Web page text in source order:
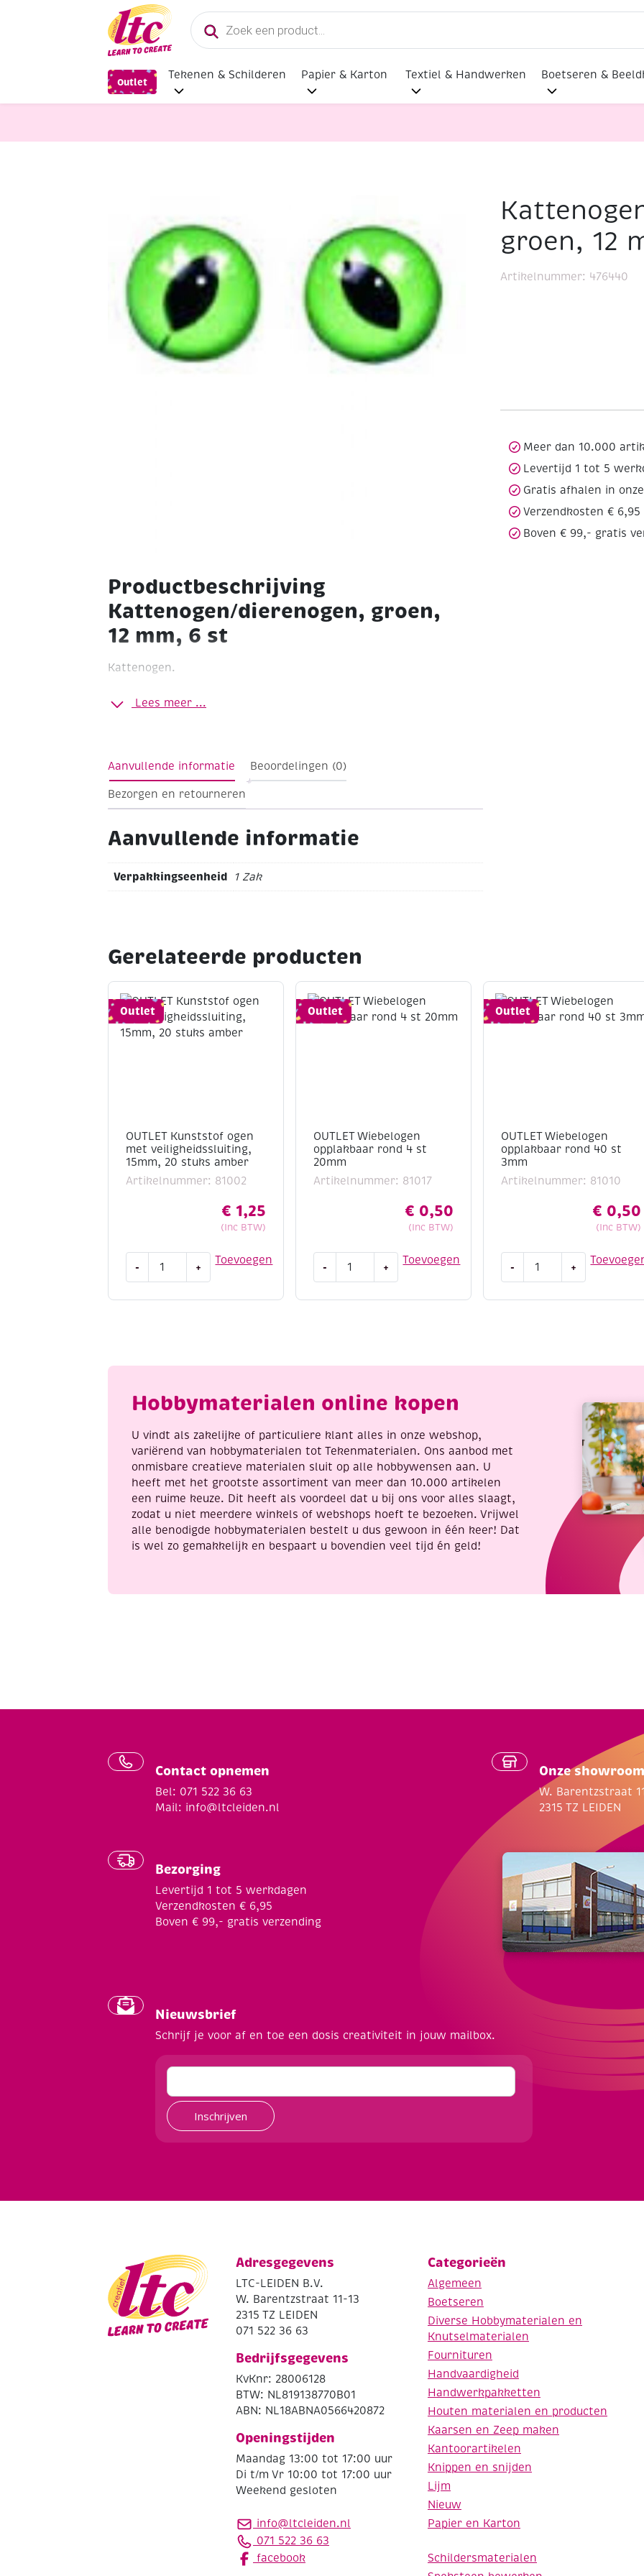
Producten
zoeken
Outlet
Tekenen & Schilderen Papier & Karton Textiel & Handwerken Boetseren &
Kattenogen/dierenogen, groen, 12 mm, 6 st
Productbeschrijving
Kattenogen/dierenogen, groen,
12 mm, 6 st
Kattenogen.
Lees meer ...
groen, 12
Artikelnummer: 476440
Meer dan 10.000
Levertijd 1 tot 5
Gratis afhalen in
Verzendkosten € 6,95
Boven € 99,- gratis
Aanvullende informatie Beoordelingen (0)
Bezorgen en retourneren
Aanvullende informatie
Verpakkingseenheid 1 Zak
Gerelateerde producten
Outlet
OUTLET Kunststof ogen
met veiligheidssluiting,
15mm, 20 stuks amber
Artikelnummer: 81002
€ 1,25
(Inc BTW)
Toevoegen
-
Kunststof
stuks
aantal
+
Outlet
OUTLET Wiebelogen
opplakbaar rond 4 st
20mm
Artikelnummer: 81017
€ 0,50
(Inc BTW)
Toevoegen
-
Wiebelogen
aantal
+
Outlet
OUTLET Wiebelogen
opplakbaar rond 40 st
3mm
Artikelnummer: 81010
€ 0,50
(Inc BTW)
-
Wiebelogen
aantal
+
Hobbymaterialen online kopen
U vindt als zakelijke of particuliere klant alles in onze webshop,
variërend van hobbymaterialen tot Tekenmaterialen. Ons aanbod met
onmisbare creatieve materialen sluit op alle hobbywensen aan. U
heeft met het grootste assortiment van meer dan 10.000 artikelen
een ruime keuze. Dit heeft als voordeel dat u bij ons voor alles slaagt,
zodat u niet meerdere winkels of webshops hoeft te bezoeken. Vrijwel
alle benodigde hobbymaterialen bestelt u dus gewoon in één keer! Dat
is wel zo gemakkelijk en bespaart u bovendien veel tijd én geld!
Contact opnemen
Bel: 071 522 36 63
Mail: info@ltcleiden.nl
Bezorging
Levertijd 1 tot 5 werkdagen
Verzendkosten € 6,95
Boven € 99,- gratis verzending
Onze showroom
W. Barentzstraat
2315 TZ LEIDEN
Nieuwsbrief
Schrijf je voor af en toe een dosis creativiteit in jouw mailbox.
Inschrijven
Adresgegevens
LTC-LEIDEN B.V.
W. Barentzstraat 11-13
2315 TZ LEIDEN
071 522 36 63
Bedrijfsgegevens
KvKnr: 28006128
BTW: NL819138770B01
ABN: NL18ABNA0566420872
Openingstijden
Maandag 13:00 tot 17:00 uur
Di t/m Vr 10:00 tot 17:00 uur
Weekend gesloten
info@ltcleiden.nl
071 522 36 63
facebook
Categorieën
Algemeen
Boetseren
Diverse Hobbymaterialen en
Knutselmaterialen
Fournituren
Handvaardigheid
Handwerkpakketten
Houten materialen en producten
Kaarsen en Zeep maken
Kantoorartikelen
Knippen en snijden
Lijm
Nieuw
Papier en Karton
Schildersmaterialen